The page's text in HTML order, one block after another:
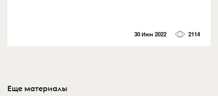
30 Июн 2022 2114
Еще материалы